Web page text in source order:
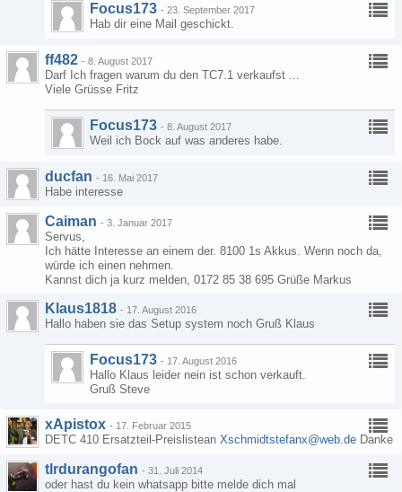
Focus173 - 23. September 2017
Hab dir eine Mail geschickt.
ff482 - 8. August 2017
Darf Ich fragen warum du den TC7.1 verkaufst ...
Viele Grüsse Fritz
Focus173 - 8. August 2017
Weil ich Bock auf was anderes habe.
ducfan - 16. Mai 2017
Habe interesse
Caiman - 3. Januar 2017
Servus,
Ich hätte Interesse an einem der. 8100 1s Akkus. Wenn noch da,
würde ich einen nehmen.
Kannst dich ja kurz melden, 0172 85 38 695 Grüße Markus
Klaus1818 - 17. August 2016
Hallo haben sie das Setup system noch Gruß Klaus
Focus173 - 17. August 2016
Hallo Klaus leider nein ist schon verkauft.
Gruß Steve
xApistox - 17. Februar 2015
DETC 410 Ersatzteil-Preislistean Xschmidtstefanx@web.de Danke
tlrdurangofan - 31. Juli 2014
oder hast du kein whatsapp bitte melde dich mal